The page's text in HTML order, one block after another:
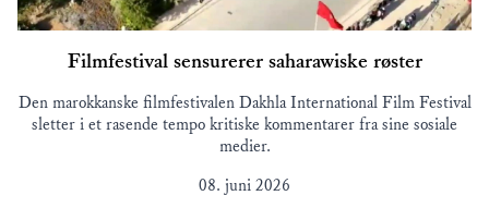
Filmfestival sensurerer saharawiske røster
Den marokkanske filmfestivalen Dakhla International Film Festival
sletter i et rasende tempo kritiske kommentarer fra sine sosiale
medier.
08. juni 2026